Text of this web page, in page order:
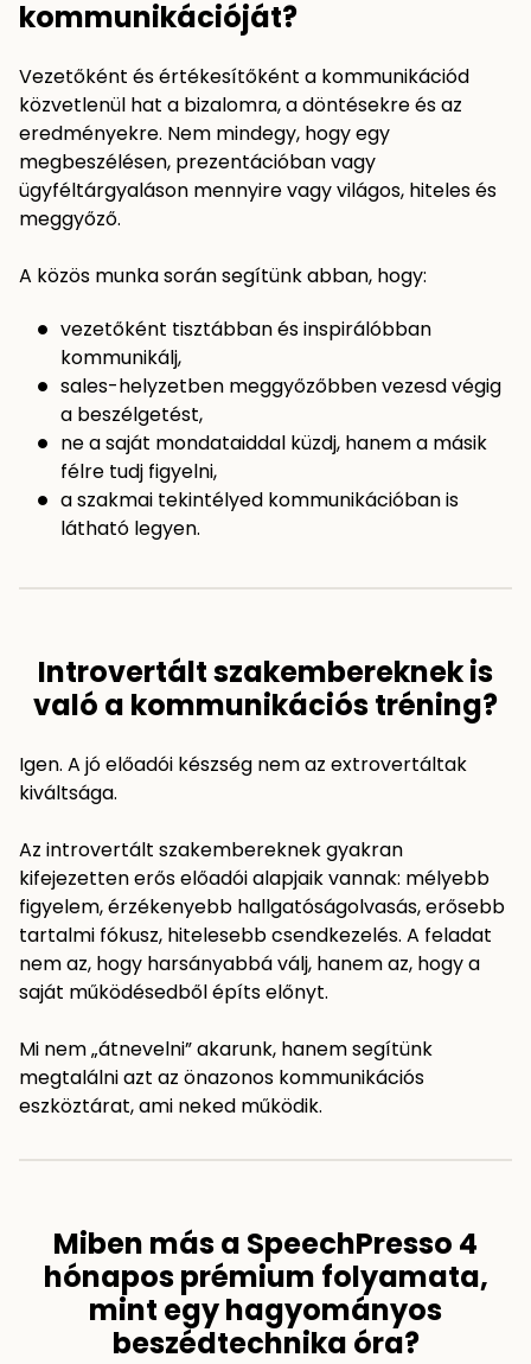
kommunikációját?
Vezetőként és értékesítőként a kommunikációd
közvetlenül hat a bizalomra, a döntésekre és az
eredményekre. Nem mindegy, hogy egy
megbeszélésen, prezentációban vagy
ügyféltárgyaláson mennyire vagy világos, hiteles és
meggyőző.
A közös munka során segítünk abban, hogy:
vezetőként tisztábban és inspirálóbban
kommunikálj,
sales-helyzetben meggyőzőbben vezesd végig
a beszélgetést,
ne a saját mondataiddal küzdj, hanem a másik
félre tudj figyelni,
a szakmai tekintélyed kommunikációban is
látható legyen.
Introvertált szakembereknek is
való a kommunikációs tréning?
Igen. A jó előadói készség nem az extrovertáltak
kiváltsága.
Az introvertált szakembereknek gyakran
kifejezetten erős előadói alapjaik vannak: mélyebb
figyelem, érzékenyebb hallgatóságolvasás, erősebb
tartalmi fókusz, hitelesebb csendkezelés. A feladat
nem az, hogy harsányabbá válj, hanem az, hogy a
saját működésedből építs előnyt.
Mi nem „átnevelni” akarunk, hanem segítünk
megtalálni azt az önazonos kommunikációs
eszköztárat, ami neked működik.
Miben más a SpeechPresso 4
hónapos prémium folyamata,
mint egy hagyományos
beszédtechnika óra?